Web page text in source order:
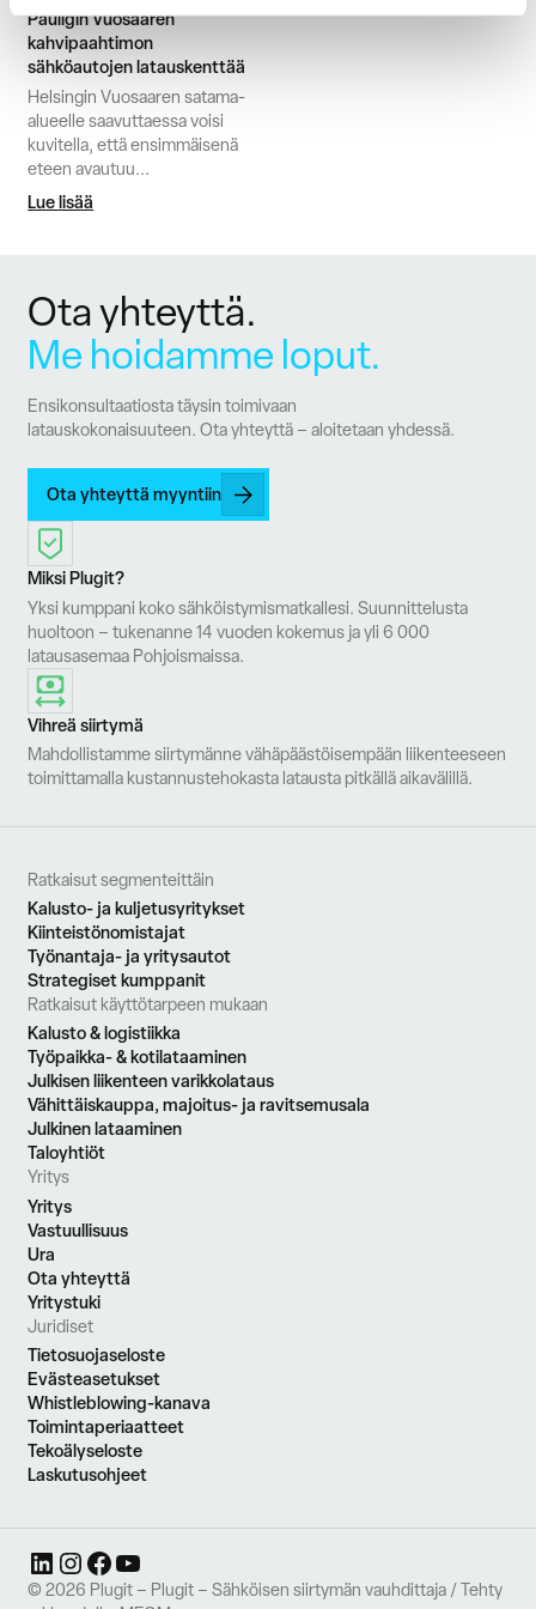
Pauligin Vuosaaren
kahvipaahtimon
sähköautojen latauskenttää
Helsingin Vuosaaren satama-
alueelle saavuttaessa voisi
kuvitella, että ensimmäisenä
eteen avautuu...
Lue lisää
Ota yhteyttä.
Me hoidamme loput.
Ensikonsultaatiosta täysin toimivaan
latauskokonaisuuteen. Ota yhteyttä – aloitetaan yhdessä.
Ota yhteyttä myyntiin
Miksi Plugit?
Yksi kumppani koko sähköistymismatkallesi. Suunnittelusta
huoltoon – tukenanne 14 vuoden kokemus ja yli 6 000
latausasemaa Pohjoismaissa.
Vihreä siirtymä
Mahdollistamme siirtymänne vähäpäästöisempään liikenteeseen
toimittamalla kustannustehokasta latausta pitkällä aikavälillä.
Ratkaisut segmenteittäin
Kalusto- ja kuljetusyritykset
Kiinteistönomistajat
Työnantaja- ja yritysautot
Strategiset kumppanit
Ratkaisut käyttötarpeen mukaan
Kalusto & logistiikka
Työpaikka- & kotilataaminen
Julkisen liikenteen varikkolataus
Vähittäiskauppa, majoitus- ja ravitsemusala
Julkinen lataaminen
Taloyhtiöt
Yritys
Yritys
Vastuullisuus
Ura
Ota yhteyttä
Yritystuki
Juridiset
Tietosuojaseloste
Evästeasetukset
Whistleblowing-kanava
Toimintaperiaatteet
Tekoälyseloste
Laskutusohjeet
LinkedIn
Instagram
Facebook
YouTube
© 2026 Plugit – Plugit – Sähköisen siirtymän vauhdittaja / Tehty